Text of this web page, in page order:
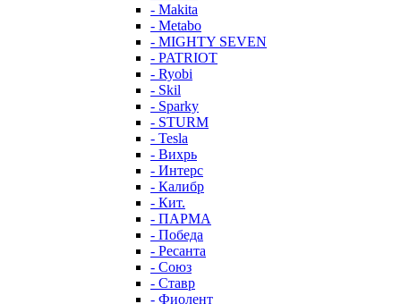
- Makita
- Metabo
- MIGHTY SEVEN
- PATRIOT
- Ryobi
- Skil
- Sparky
- STURM
- Tesla
- Вихрь
- Интерс
- Калибр
- Кит.
- ПАРМА
- Победа
- Ресанта
- Союз
- Ставр
- Фиолент